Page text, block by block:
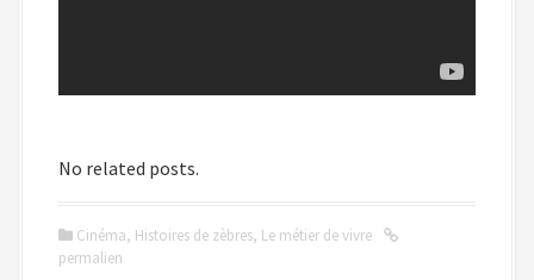
No related posts.
Cinéma, Histoires de zèbres, Le métier de vivre
permalien